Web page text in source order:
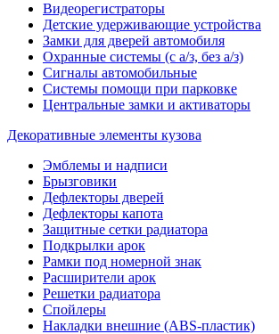
Видеорегистраторы
Детские удерживающие устройства
Замки для дверей автомобиля
Охранные системы (с а/з, без а/з)
Сигналы автомобильные
Системы помощи при парковке
Центральные замки и активаторы
Декоративные элементы кузова
Эмблемы и надписи
Брызговики
Дефлекторы дверей
Дефлекторы капота
Защитные сетки радиатора
Подкрылки арок
Рамки под номерной знак
Расширители арок
Решетки радиатора
Спойлеры
Накладки внешние (ABS-пластик)